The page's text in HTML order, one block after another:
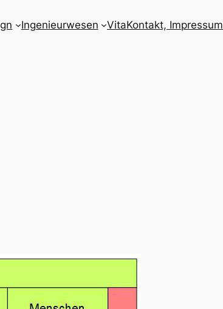
Ingenieurwesen VitaKontakt, Impressum